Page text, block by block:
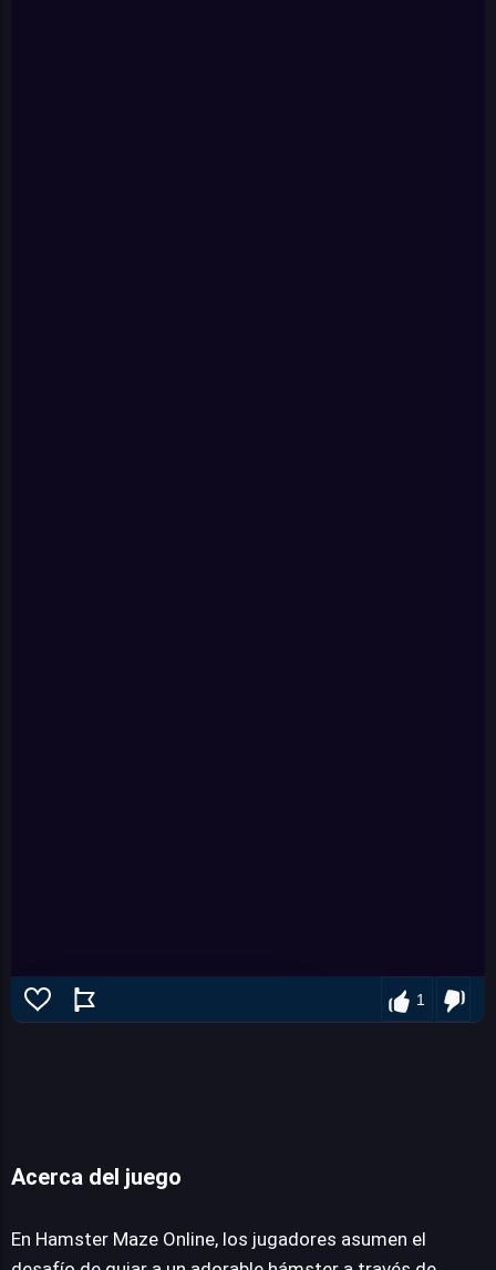
1
Acerca del juego
En Hamster Maze Online, los jugadores asumen el